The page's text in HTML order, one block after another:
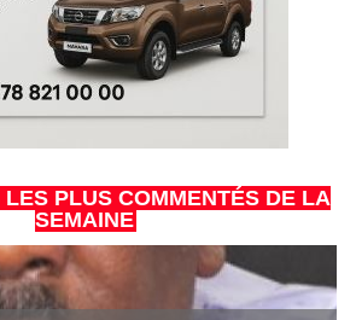
PLUS COMMENTÉS DE LA
SEMAINE